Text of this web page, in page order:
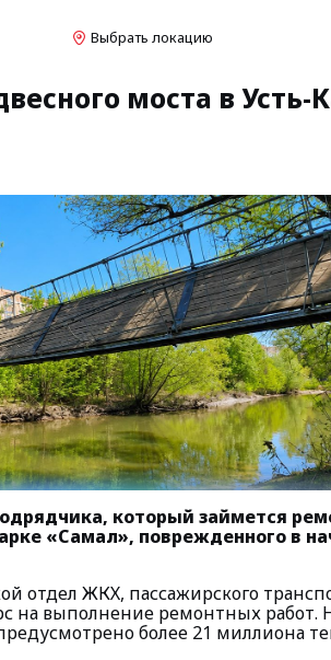
Выбрать локацию
моста в Усть-
который займется
«Самал», поврежденного в
отдел ЖКХ, пассажирского
на выполнение ремонтных работ.
более 21 миллиона